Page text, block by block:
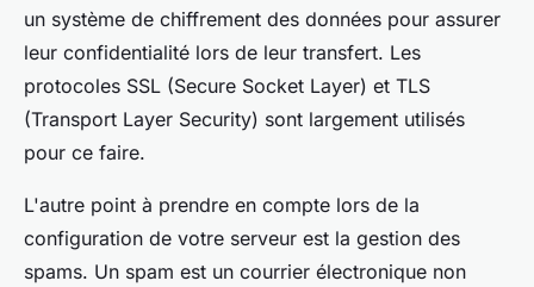
un système de chiffrement des données pour assurer
leur confidentialité lors de leur transfert. Les
protocoles SSL (Secure Socket Layer) et TLS
(Transport Layer Security) sont largement utilisés
pour ce faire.
L'autre point à prendre en compte lors de la
configuration de votre serveur est la gestion des
spams. Un spam est un courrier électronique non